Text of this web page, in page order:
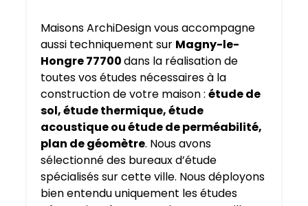
Maisons ArchiDesign vous accompagne
aussi techniquement sur Magny-le-
Hongre 77700dans la réalisation de
toutes vos études nécessaires à la
construction de votre maison : étude de
sol, étude thermique, étude
acoustique ou étude de perméabilité,
plan de géomètre. Nous avons
sélectionné des bureaux d’étude
spécialisés sur cette ville. Nous déployons
bien entendu uniquement les études